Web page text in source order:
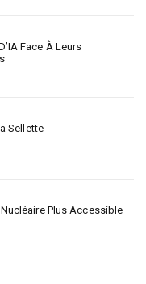
Face À Leurs
Sellette
Plus Accessible